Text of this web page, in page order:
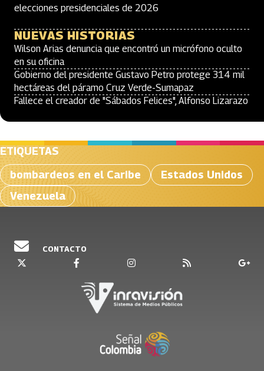
elecciones presidenciales de 2026
NUEVAS HISTORIAS
Wilson Arias denuncia que encontró un micrófono oculto
en su oficina
Gobierno del presidente Gustavo Petro protege 314 mil
hectáreas del páramo Cruz Verde-Sumapaz
Fallece el creador de "Sábados Felices", Alfonso Lizarazo
ETIQUETAS
bombardeos en el Caribe
Estados Unidos
Venezuela
CONTACTO